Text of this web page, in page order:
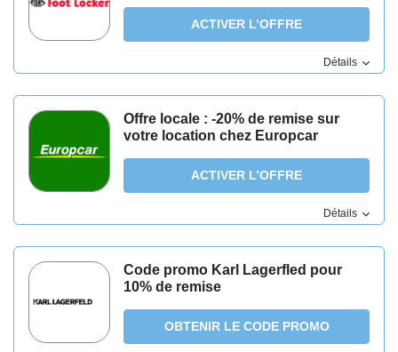
ACTIVER L’OFFRE
Détails
Offre locale : -20% de remise sur
votre location chez Europcar
ACTIVER L’OFFRE
Détails
Code promo Karl Lagerfled pour
10% de remise
OBTENIR LE CODE PROMO